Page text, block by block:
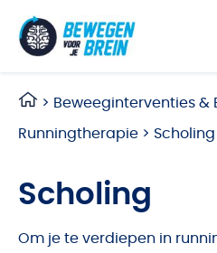
> Beweeginterventies &
Runningtherapie > Scholing
Scholing
Om je te verdiepen in